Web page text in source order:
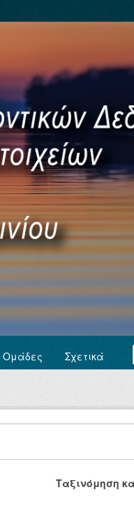
Ομάδες Σχετικά
Ταξινόμηση